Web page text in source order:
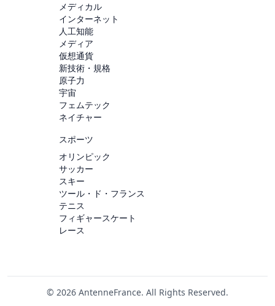
メディカル
インターネット
人工知能
メディア
仮想通貨
新技術・規格
原子力
宇宙
フェムテック
ネイチャー
スポーツ
オリンピック
サッカー
スキー
ツール・ド・フランス
テニス
フィギャースケート
レース
© 2026 AntenneFrance. All Rights Reserved.